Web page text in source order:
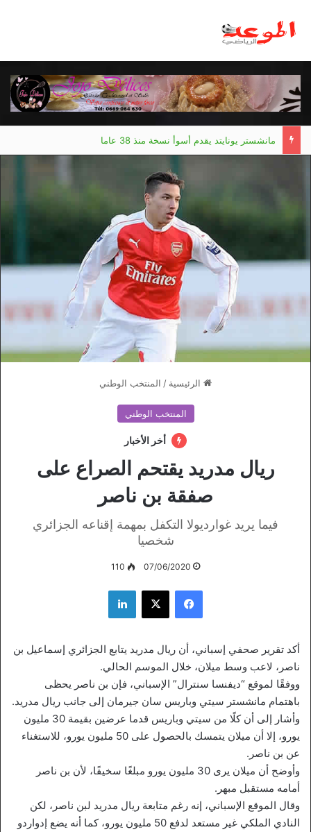
مانشستر يونايتد يقدم أسوأ نسخة منذ 38 عاما
الرئيسية / المنتخب الوطني
المنتخب الوطني
أخر الأخبار
ريال مدريد يقتحم الصراع على
صفقة بن ناصر
فيما يريد غوارديولا التكفل بمهمة إقناعه الجزائري
شخصيا
07/06/2020
110
فيسبوك ‫X لينكدإن
أكد تقرير صحفي إسباني، أن ريال مدريد يتابع الجزائري إسماعيل بن
ناصر، لاعب وسط ميلان، خلال الموسم الحالي.
ووفقًا لموقع “ديفنسا سنترال” الإسباني، فإن بن ناصر يحظى
باهتمام مانشستر سيتي وباريس سان جيرمان إلى جانب ريال مدريد.
وأشار إلى أن كلًا من سيتي وباريس قدما عرضين بقيمة 30 مليون
يورو، إلا أن ميلان يتمسك بالحصول على 50 مليون يورو، للاستغناء
عن بن ناصر.
وأوضح أن ميلان يرى 30 مليون يورو مبلغًا سخيفًا، لأن بن ناصر
أمامه مستقبل مبهر.
وقال الموقع الإسباني، إنه رغم متابعة ريال مدريد لبن ناصر، لكن
النادي الملكي غير مستعد لدفع 50 مليون يورو، كما أنه يضع إدواردو